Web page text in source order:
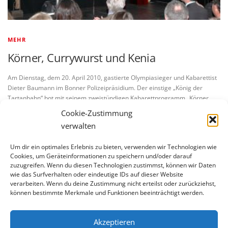
Cookie-Zustimmung
verwalten
Um dir ein optimales Erlebnis zu bieten, verwenden wir Technologien wie
Cookies, um Geräteinformationen zu speichern und/oder darauf
zuzugreifen. Wenn du diesen Technologien zustimmst, können wir Daten
wie das Surfverhalten oder eindeutige IDs auf dieser Website
verarbeiten. Wenn du deine Zustimmung nicht erteilst oder zurückziehst,
können bestimmte Merkmale und Funktionen beeinträchtigt werden.
Akzeptieren
MEHR
Körner, Currywurst und Kenia
Am Dienstag, dem 20. April 2010, gastierte Olympiasieger und Kabarettist
Dieter Baumann im Bonner Polizeipräsidium. Der einstige „König der
Tartanbahn“ bot mit seinem zweistündigen Kabarettprogramm „Körner,
Currywurst und Kenia“ einen …
BLEIBE AUF DEM LAUFENDEN